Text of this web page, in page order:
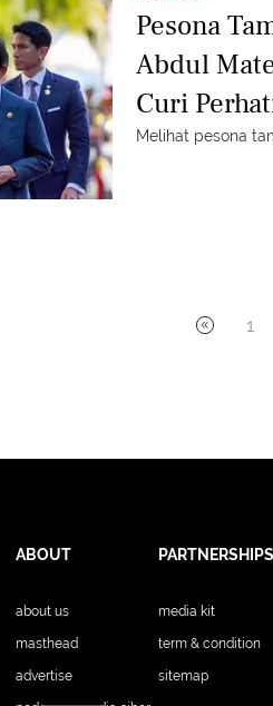
Pesona
Abdul
Curi
Melihat pesona
1
ABOUT PARTNERSHIPS
about us media kit
masthead term & condition
advertise sitemap